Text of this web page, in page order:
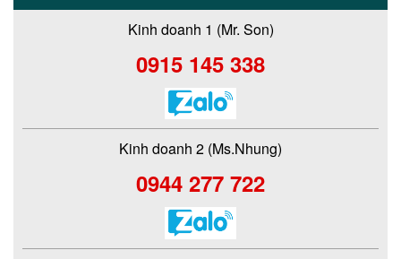
Kinh doanh 1 (Mr. Son)
0915 145 338
Kinh doanh 2 (Ms.Nhung)
0944 277 722